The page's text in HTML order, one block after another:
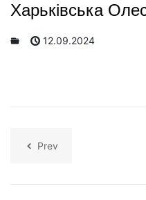
Харьківська
12.09.2024
Prev